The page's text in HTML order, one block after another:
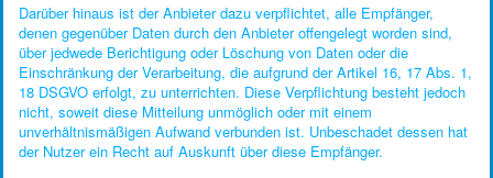
Darüber hinaus ist der Anbieter dazu verpflichtet, alle Empfänger,
denen gegenüber Daten durch den Anbieter offengelegt worden sind,
über jedwede Berichtigung oder Löschung von Daten oder die
Einschränkung der Verarbeitung, die aufgrund der Artikel 16, 17 Abs. 1,
18 DSGVO erfolgt, zu unterrichten. Diese Verpflichtung besteht jedoch
nicht, soweit diese Mitteilung unmöglich oder mit einem
unverhältnismäßigen Aufwand verbunden ist. Unbeschadet dessen hat
der Nutzer ein Recht auf Auskunft über diese Empfänger.